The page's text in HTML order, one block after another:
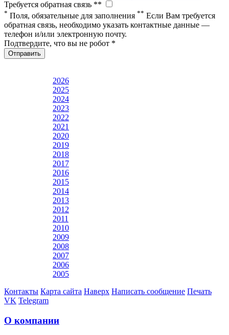
Требуется обратная связь **
* Поля, обязательные для заполнения ** Если Вам требуется
обратная связь, необходимо указать контактные данные —
телефон и/или электронную почту.
Подтвердите, что вы не робот *
Отправить
2026
2025
2024
2023
2022
2021
2020
2019
2018
2017
2016
2015
2014
2013
2012
2011
2010
2009
2008
2007
2006
2005
Контакты Карта сайта Наверх Написать сообщение Печать
VK Telegram
О компании